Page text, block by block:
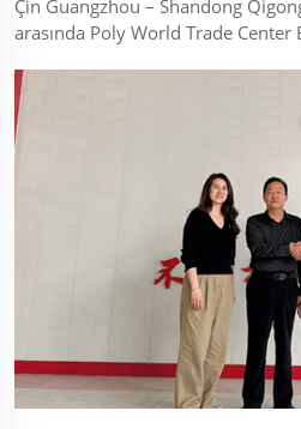
Çin Guangzhou – Shandong
arasında Poly World Trade Center
duymaktadır. Stant H705/H706
standımızı ziyaret ederek inşa...